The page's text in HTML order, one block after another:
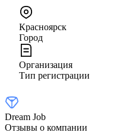
Красноярск
Город
Организация
Тип регистрации
Dream Job
Отзывы о компании